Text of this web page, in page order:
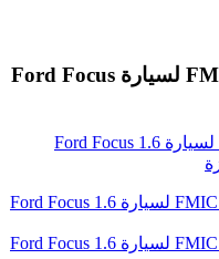
مبرد داخلي للتركيب الأمامي FMIC لسيارة Ford Focus